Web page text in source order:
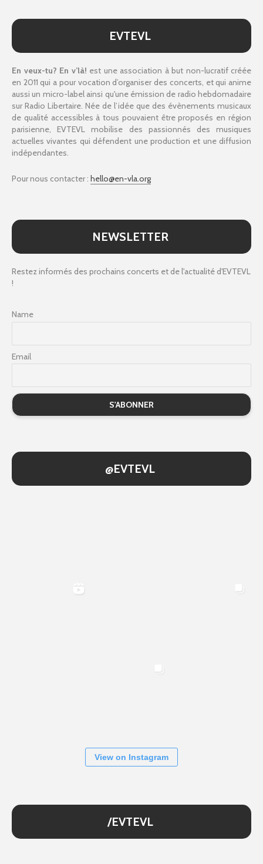
EVTEVL
En veux-tu? En v’là! est une association à but non-lucratif créée
en 2011 qui a pour vocation d’organiser des concerts, et qui anime
aussi un micro-label ainsi qu'une émission de radio hebdomadaire
sur Radio Libertaire. Née de l’idée que des évènements musicaux
de qualité accessibles à tous pouvaient être proposés en région
parisienne, EVTEVL mobilise des passionnés des musiques
actuelles vivantes qui défendent une production et une diffusion
indépendantes.
Pour nous contacter : hello@en-vla.org
NEWSLETTER
Restez informés des prochains concerts et de l'actualité d'EVTEVL
!
Name
Email
@EVTEVL
View on Instagram
/EVTEVL